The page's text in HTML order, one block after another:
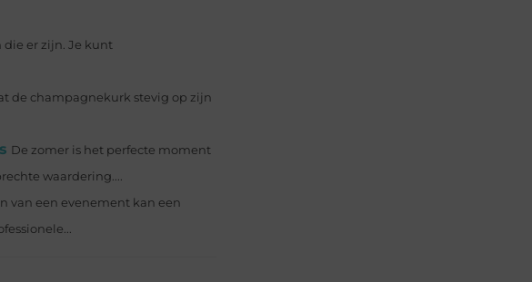
er zijn. Je kunt
de champagnekurk stevig op zijn
De zomer is het perfecte moment
waardering....
van een evenement kan een